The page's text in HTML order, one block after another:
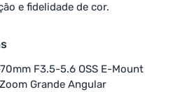
e fidelidade de cor.
F3.5-5.6 OSS E-Mount
Grande Angular